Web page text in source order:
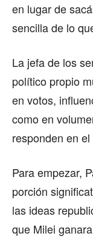
en lugar de
sencilla de lo
La jefa de los
político propio
en votos,
como en
responden en
Para empezar,
porción
las ideas
que Milei